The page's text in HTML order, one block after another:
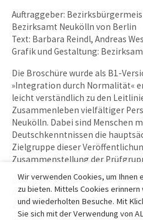
Auftraggeber:
Bezirksamt Neukölln von Berlin
Text: Barbara Reindl, Andreas
Grafik und Gestaltung:
Die Broschüre wurde als B1-
»Integration durch Normalität«
leicht verständlich zu den
Zusammenleben vielfältiger
Neukölln. Dabei sind Menschen
Deutschkenntnissen die
Zielgruppe dieser
Zusammenstellung der
Besonderheit für eine
Auf Wunsch der Auftraggeber
Zeilenumbrüchen nach
ungeübte Leser zusätzlich zu
Wir verwenden Cookies, um
zu bieten. Mittels Cookies
und wiederholten Besuche. Mit
Sie sich mit der Verwendung von